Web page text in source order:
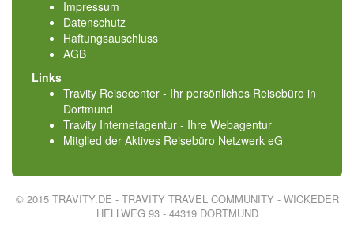
Impressum
Datenschutz
Haftungsauschluss
AGB
Links
Travity Reisecenter - Ihr persönliches Reisebüro in
Dortmund
Travity Internetagentur - Ihre Webagentur
Mitglied der Aktives Reisebüro Netzwerk eG
© 2015 TRAVITY.DE - TRAVITY TRAVEL COMMUNITY - WICKEDER
HELLWEG 93 - 44319 DORTMUND